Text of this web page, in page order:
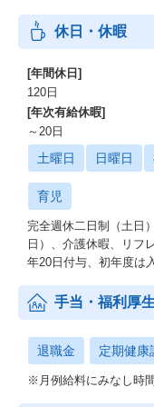
休日・休暇
[年間休日]
120日
[年次有給休暇]
～20日
土曜日 日曜日
育児
完全週休二日制（土日
日）、介護休暇、リフ
年20日付与、初年度は
手当・福利厚生
退職金 定期健康
※月例給料にみなし時